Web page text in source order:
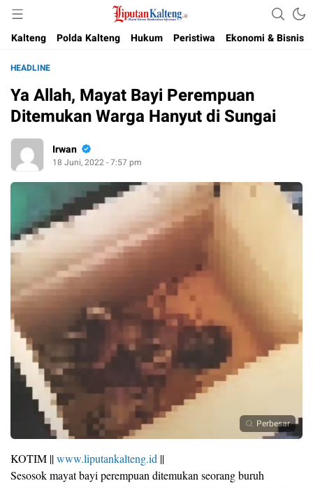
Liputan Kalteng
Akurat, Terpercaya & Independent
Kalteng
Polda Kalteng Hukum Peristiwa Ekonomi & Bisnis
HEADLINE
Ya Allah, Mayat Bayi Perempuan
Ditemukan Warga Hanyut di Sungai
Irwan
18 Juni, 2022 - 7:57 pm
Perbesar
KOTIM ||www.liputankalteng.id ||
Sesosok mayat bayi perempuan ditemukan seorang buruh